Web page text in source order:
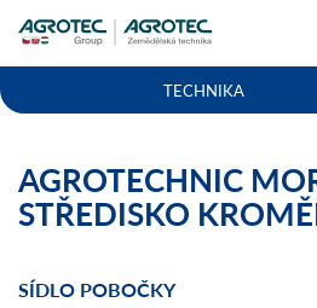
TECHNIKA
AGROTECHNIC
STŘEDISKO
SÍDLO POBOČKY